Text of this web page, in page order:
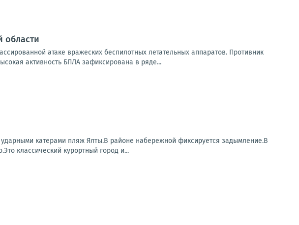
области
атаке вражеских беспилотных летательных аппаратов. Противник
активность БПЛА зафиксирована в ряде...
катерами пляж Ялты.В районе набережной фиксируется задымление.В
классический курортный город и...